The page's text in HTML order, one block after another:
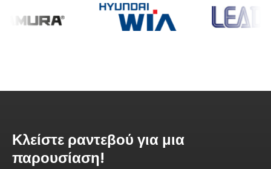
Κλείστε ραντεβού για μια
παρουσίαση!